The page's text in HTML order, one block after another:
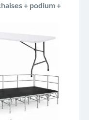
+ podium +